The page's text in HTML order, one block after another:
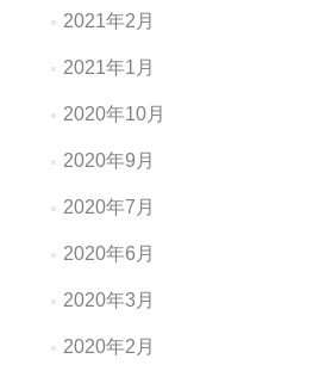
2021年2月
2021年1月
2020年10月
2020年9月
2020年7月
2020年6月
2020年3月
2020年2月